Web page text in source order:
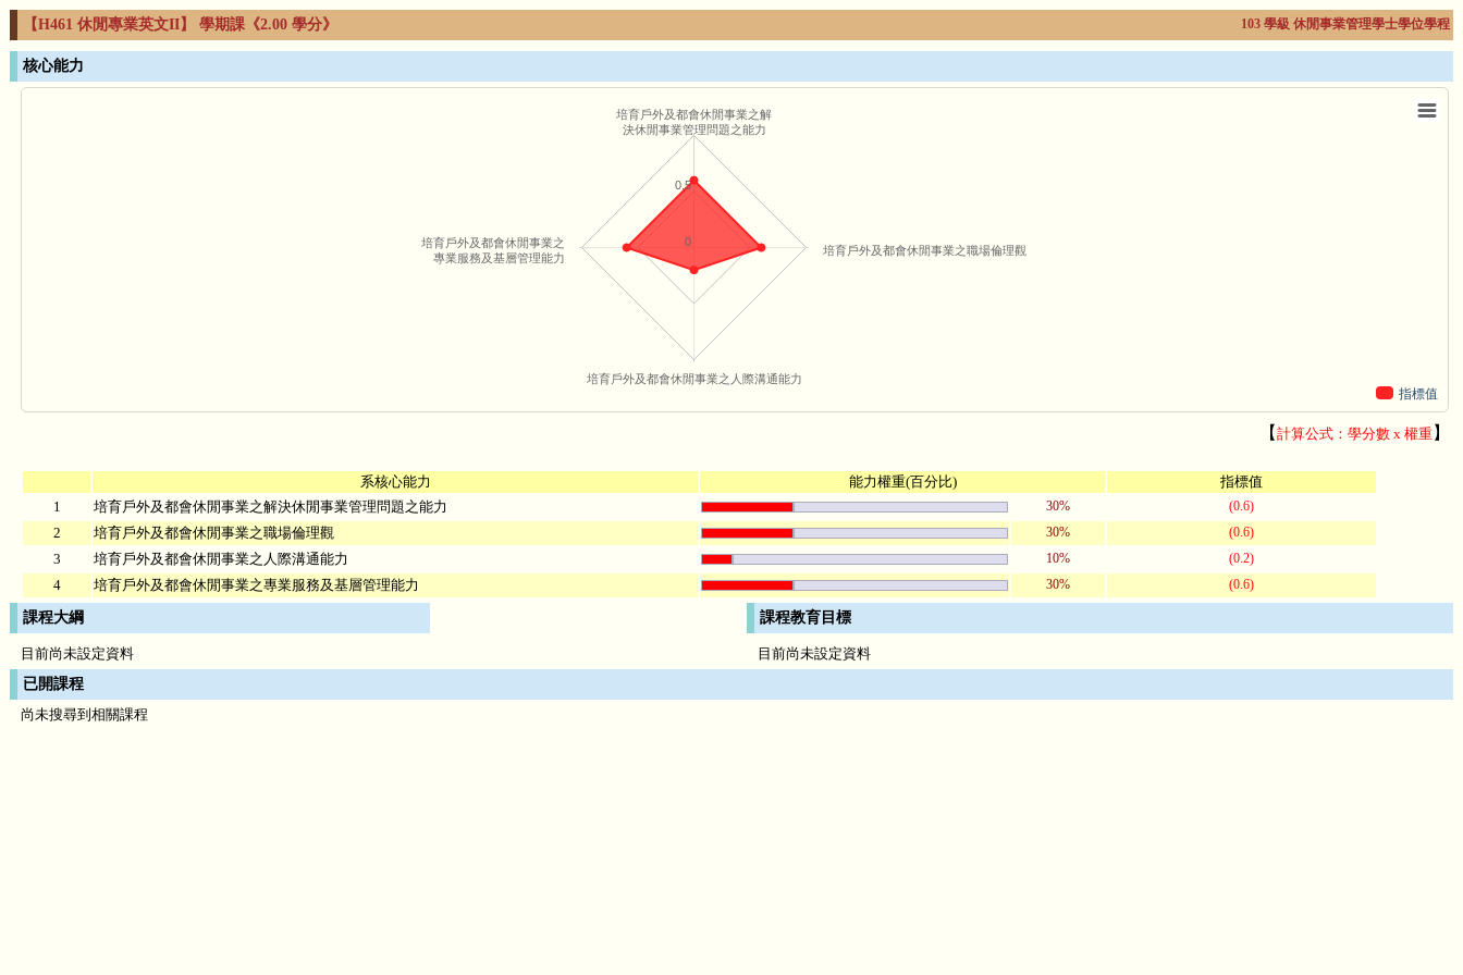
【H461 休閒專業英文II】 學期課《2.00 學分》 103 學級 休閒事業管理學士學位學程
核心能力
指標值
培育戶外及都會休閒事業之解
決休閒事業管理問題之能力
培育戶外及都會休閒事業之職場倫理觀
培育戶外及都會休閒事業之人際溝通能力
培育戶外及都會休閒事業之
專業服務及基層管理能力
0
0.5
【 計算公式：學分數 x 權重 】
系核心能力 能力權重(百分比)
指標值
1
培育戶外及都會休閒事業之解決休閒事業管理問題之能力 30% (0.6)
2 培育戶外及都會休閒事業之職場倫理觀 30% (0.6)
3 培育戶外及都會休閒事業之人際溝通能力 10% (0.2)
4 培育戶外及都會休閒事業之專業服務及基層管理能力 30% (0.6)
課程大綱 課程教育目標
目前尚未設定資料
目前尚未設定資料
已開課程
尚未搜尋到相關課程